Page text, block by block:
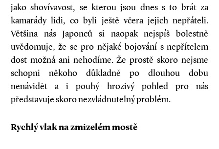
jako shovívavost, se kterou jsou dnes s to brát za
kamarády lidi, co byli ještě včera jejich nepřáteli.
Většina nás Japonců si naopak nejspíš bolestně
uvědomuje, že se pro nějaké bojování s nepřítelem
dost možná ani nehodíme. Že prostě skoro nejsme
schopni někoho důkladně po dlouhou dobu
nenávidět a i pouhý hrozivý pohled pro nás
představuje skoro nezvládnutelný problém.
Rychlý vlak na zmizelém mostě